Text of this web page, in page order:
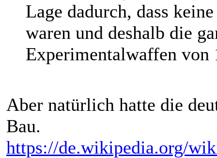
Lage dadurch, dass
waren und deshalb die
Experimentalwaffen von
Aber natürlich hatte die
Bau.
https://de.wikipedia.org/